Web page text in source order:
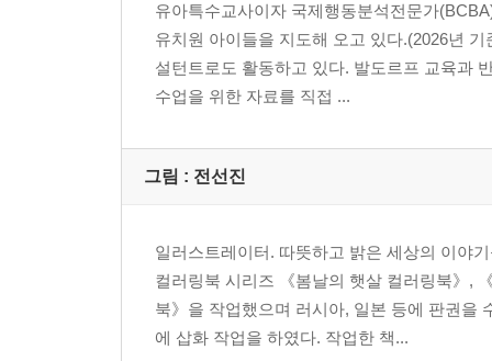
유아특수교사이자 국제행동분석전문가
유치원 아이들을 지도해 오고 있다.(2026년
설턴트로도 활동하고 있다. 발도르프 교육과
수업을 위한 자료를 직접 ...
그림 : 전선진
일러스트레이터. 따뜻하고 밝은 세상의 이야
컬러링북 시리즈 《봄날의 햇살 컬러링북》,
북》을 작업했으며 러시아, 일본 등에 판권을
에 삽화 작업을 하였다. 작업한 책...